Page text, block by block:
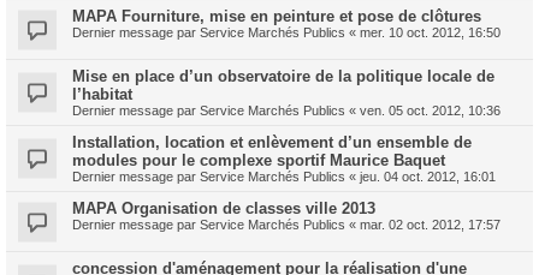
MAPA Fourniture, mise en peinture et pose de clôtures
Dernier message par Service Marchés Publics « mer. 10 oct. 2012, 16:50
Mise en place d’un observatoire de la politique locale de
l’habitat
Dernier message par Service Marchés Publics « ven. 05 oct. 2012, 10:36
Installation, location et enlèvement d’un ensemble de
modules pour le complexe sportif Maurice Baquet
Dernier message par Service Marchés Publics « jeu. 04 oct. 2012, 16:01
MAPA Organisation de classes ville 2013
Dernier message par Service Marchés Publics « mar. 02 oct. 2012, 17:57
concession d'aménagement pour la réalisation d'une